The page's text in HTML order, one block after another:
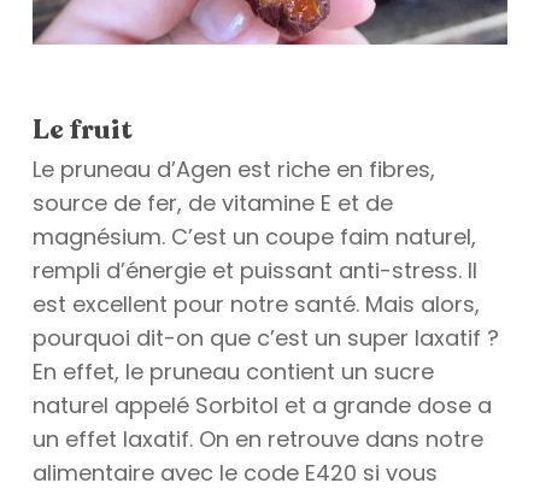
Le fruit
Le pruneau d’Agen est riche en fibres,
source de fer, de vitamine E et de
magnésium. C’est un coupe faim naturel,
rempli d’énergie et puissant anti-stress. Il
est excellent pour notre santé. Mais alors,
pourquoi dit-on que c’est un super laxatif ?
En effet, le pruneau contient un sucre
naturel appelé Sorbitol et a grande dose a
un effet laxatif. On en retrouve dans notre
alimentaire avec le code E420 si vous